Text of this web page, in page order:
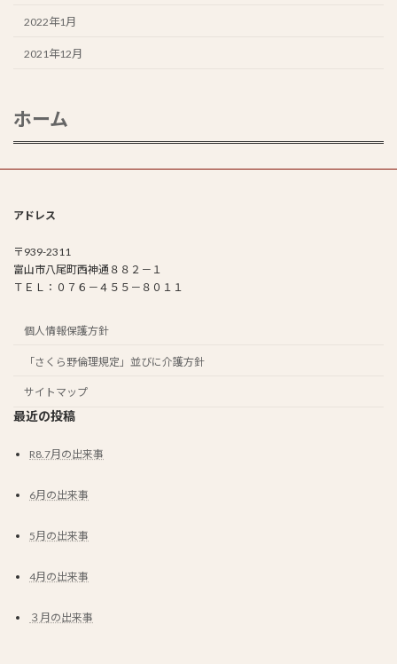
2022年1月
2021年12月
ホーム
アドレス
〒939-2311
富山市八尾町西神通８８２－１
ＴＥＬ：０７６－４５５－８０１１
個人情報保護方針
「さくら野倫理規定」並びに介護方針
サイトマップ
最近の投稿
R8.7月の出来事
6月の出来事
5月の出来事
4月の出来事
３月の出来事